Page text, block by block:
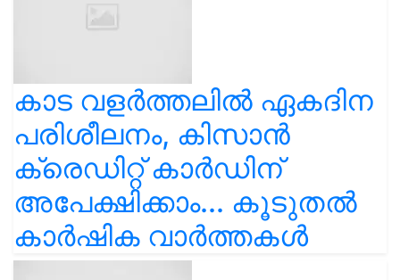
കാട വളര്‍ത്തലിൽ ഏകദിന
പരിശീലനം, കിസാൻ
ക്രെഡിറ്റ് കാർഡിന്
അപേക്ഷിക്കാം... കൂടുതൽ
കാർഷിക വാർത്തകൾ